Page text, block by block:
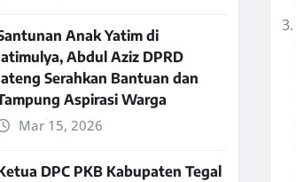
Anak Yatim di
Abdul Aziz DPRD
Serahkan Bantuan dan
Aspirasi Warga
Mar 15, 2026
DPC PKB Kabupaten Tegal